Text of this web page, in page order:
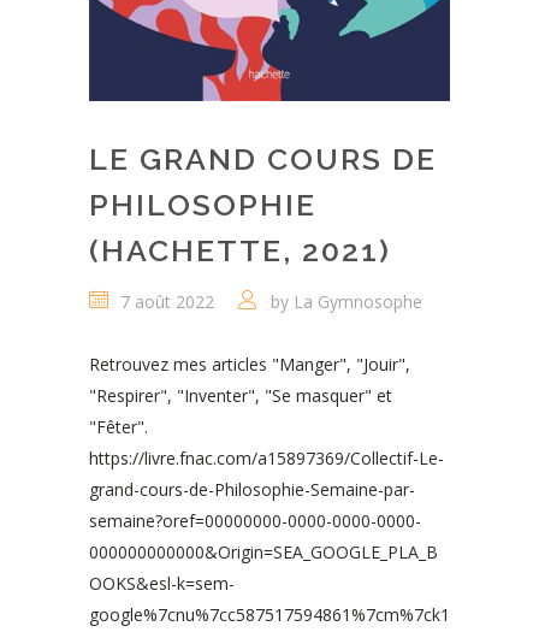
LE GRAND COURS DE
PHILOSOPHIE
(HACHETTE, 2021)
7 août 2022 by La Gymnosophe
Retrouvez mes articles "Manger", "Jouir",
"Respirer", "Inventer", "Se masquer" et
"Fêter".
https://livre.fnac.com/a15897369/Collectif-Le-
grand-cours-de-Philosophie-Semaine-par-
semaine?oref=00000000-0000-0000-0000-
000000000000&Origin=SEA_GOOGLE_PLA_B
OOKS&esl-k=sem-
google%7cnu%7cc587517594861%7cm%7ck1